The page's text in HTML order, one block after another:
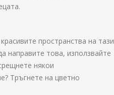
пространства на тази
направите това, използвайте
някои
Тръгнете на цветно